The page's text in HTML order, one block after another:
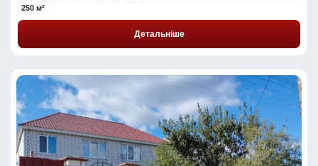
250 м²
Детальніше